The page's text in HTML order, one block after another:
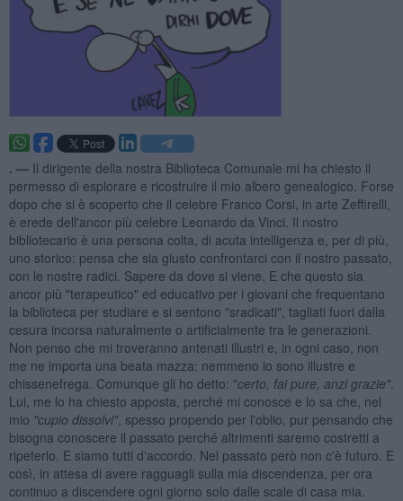
. — Il dirigente della nostra Biblioteca Comunale mi ha chiesto il
permesso di esplorare e ricostruire il mio albero genealogico. Forse
dopo che si è scoperto che il celebre Franco Corsi, in arte Zeffirelli,
è erede dell'ancor più celebre Leonardo da Vinci. Il nostro
bibliotecario è una persona colta, di acuta intelligenza e, per di più,
uno storico: pensa che sia giusto confrontarci con il nostro passato,
con le nostre radici. Sapere da dove si viene. E che questo sia
ancor più "terapeutico" ed educativo per i giovani che frequentano
la biblioteca per studiare e si sentono "sradicati", tagliati fuori dalla
cesura incorsa naturalmente o artificialmente tra le generazioni.
Non penso che mi troveranno antenati illustri e, in ogni caso, non
me ne importa una beata mazza: nemmeno io sono illustre e
chissenefrega. Comunque gli ho detto: "certo, fai pure, anzi grazie".
Lui, me lo ha chiesto apposta, perché mi conosce e lo sa che, nel
mio "cupio dissolvi", spesso propendo per l'oblio, pur pensando che
bisogna conoscere il passato perché altrimenti saremo costretti a
ripeterlo. E siamo tutti d'accordo. Nel passato però non c'è futuro. E
così, in attesa di avere ragguagli sulla mia discendenza, per ora
continuo a discendere ogni giorno solo dalle scale di casa mia.